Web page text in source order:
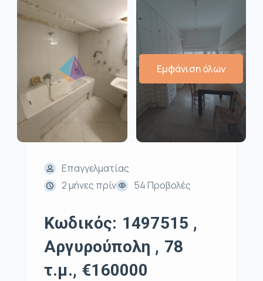
Εμφάνιση όλων
Επαγγελματίας
2 μήνες πρίν
54 Προβολές
Κωδικός: 1497515 ,
Αργυρούπολη , 78
τ.μ., €160000